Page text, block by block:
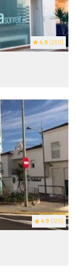
4.9 (200)
4.9 (125)